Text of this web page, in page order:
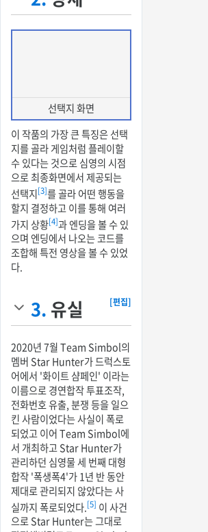
선택지 화면
이 작품의 가장 큰 특징은 선택
지를 골라 게임처럼 플레이할
수 있다는 것으로 심영의 시점
으로 최종화면에서 제공되는
선택지[3]를 골라 어떤 행동을
할지 결정하고 이를 통해 여러
가지 상황[4]과 엔딩을 볼 수 있
으며 엔딩에서 나오는 코드를
조합해 특전 영상을 볼 수 있었
다.
3. 유실 [편집]
2020년 7월 Team Simbol의
멤버 Star Hunter가 드럭스토
어에서 '화이트 샴페인' 이라는
이름으로 경연합작 투표조작,
전화번호 유출, 분쟁 등을 일으
킨 사람이었다는 사실이 폭로
되었고 이어 Team Simbol에
서 개최하고 Star Hunter가
관리하던 심영물 세 번째 대형
합작 '폭생폭4'가 1년 반 동안
제대로 관리되지 않았다는 사
실까지 폭로되었다.[5] 이 사건
으로 Star Hunter는 그대로